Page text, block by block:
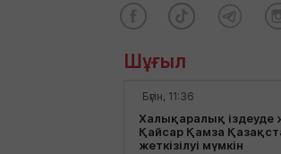
Шұғыл
Бүгін, 11:36
Халықаралық іздеуде
Қайсар Қамза
жеткізілуі мүмкін